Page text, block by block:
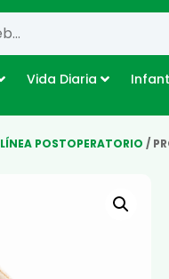
Vida Diaria
LÍNEA POSTOPERATORIO /